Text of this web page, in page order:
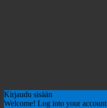
Kirjaudu sisään
Welcome! Log into your account